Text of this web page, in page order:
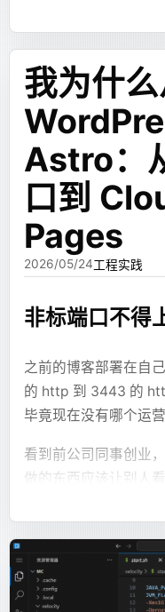
它会不停写
果是上下文被样式污
东西还很粗糙。尤其
总是一眼能看出有地
这件事让我产生了一
节，那就不要让它设
第一版：让模
HTML
我的第一版方案是走
系统预先提供一部分
表、Mermaid、分栏
完整 HTML，也不需
    <
Text md
    <
Chart
Section>
我为什
Astro：
口到
Pages
2026/05/24工程实践
非标端口不得
之前的博客部署在自
的 http 到 3443 的
毕竟现在没有哪个运
看到前公司同事创业
做的东西应该让别人
分，然而自己之前一
(软件)而不是个人来
现和他的想法和我的
到台前做什么自媒体
的，看起来中年危机